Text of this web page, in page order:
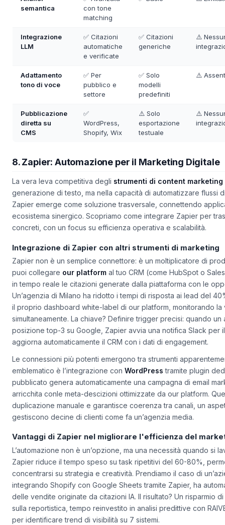
Analisi
✅ Avanzata
con tone
Integrazione
✅ Citazioni
automatiche
✅ Citazioni
⚠️
Adattamento
✅ Per
pubblico e
✅ Solo
modelli
Pubblicazione
diretta su
✅
WordPress,
⚠️ Solo
esportazione
⚠️
La vera leva competitiva degli strumenti di content marketing
generazione di testo, ma nella capacità di automatizzare flussi
Zapier emerge come soluzione trasversale, connettendo
ecosistema sinergico. Scopriamo come integrare Zapier per
Integrazione di Zapier con altri strumenti di marketing
Zapier non è un semplice connettore: è un moltiplicatore di
puoi collegare our platformal tuo CRM (come HubSpot o
in tempo reale le citazioni generate dalla piattaforma con le
Un’agenzia di Milano ha ridotto i tempi di risposta ai lead del
il proprio dashboard white-label di our platform, monitorando la
simultaneamente. La chiave? Definire trigger precisi: quando
posizione top-3 su Google, Zapier avvia una notifica Slack per
Le connessioni più potenti emergono tra strumenti
emblematico è l’integrazione conWordPresstramite plugin
pubblicato genera automaticamente una campagna di email
arricchita conle meta-descizioni ottimizzate da our platform.
duplicazione manuale e garantisce coerenza tra canali, un
Vantaggi di Zapier nel migliorare l'efficienza del
L’automazione non è un’opzione, ma una necessità quando si
Zapier riduce il tempo speso su task ripetitivi del 60-80%,
concentrarsi su strategia e creatività. Prendiamo il caso di
integrando Shopify con Google Sheets tramite Zapier, ha
delle vendite originate da citazioni IA. Il risultato? Un risparmio
sulla reportistica, tempo reinvestito in analisi predittive con